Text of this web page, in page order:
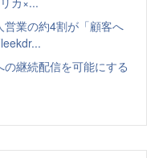
業の約4割が「顧客へ
継続配信を可能にする